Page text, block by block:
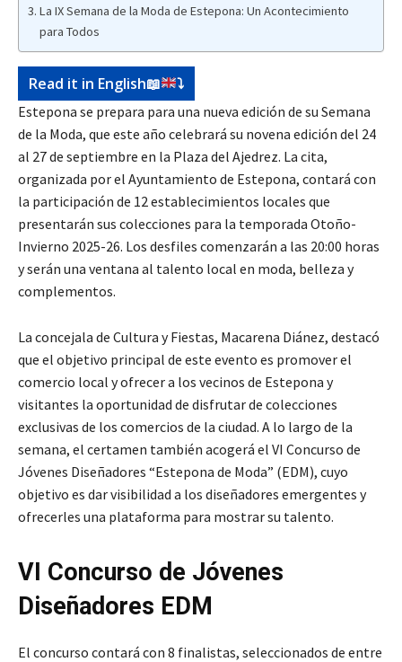
La IX Semana de la Moda de Estepona: Un Acontecimiento
para Todos
Read it in English📖 ⤵️
Estepona se prepara para una nueva edición de su Semana
de la Moda, que este año celebrará su novena edición del 24
al 27 de septiembre en la Plaza del Ajedrez. La cita,
organizada por el Ayuntamiento de Estepona, contará con
la participación de 12 establecimientos locales que
presentarán sus colecciones para la temporada Otoño-
Invierno 2025-26. Los desfiles comenzarán a las 20:00 horas
y serán una ventana al talento local en moda, belleza y
complementos.
La concejala de Cultura y Fiestas, Macarena Diánez, destacó
que el objetivo principal de este evento es promover el
comercio local y ofrecer a los vecinos de Estepona y
visitantes la oportunidad de disfrutar de colecciones
exclusivas de los comercios de la ciudad. A lo largo de la
semana, el certamen también acogerá el VI Concurso de
Jóvenes Diseñadores “Estepona de Moda” (EDM), cuyo
objetivo es dar visibilidad a los diseñadores emergentes y
ofrecerles una plataforma para mostrar su talento.
VI Concurso de Jóvenes
Diseñadores EDM
El concurso contará con 8 finalistas, seleccionados de entre